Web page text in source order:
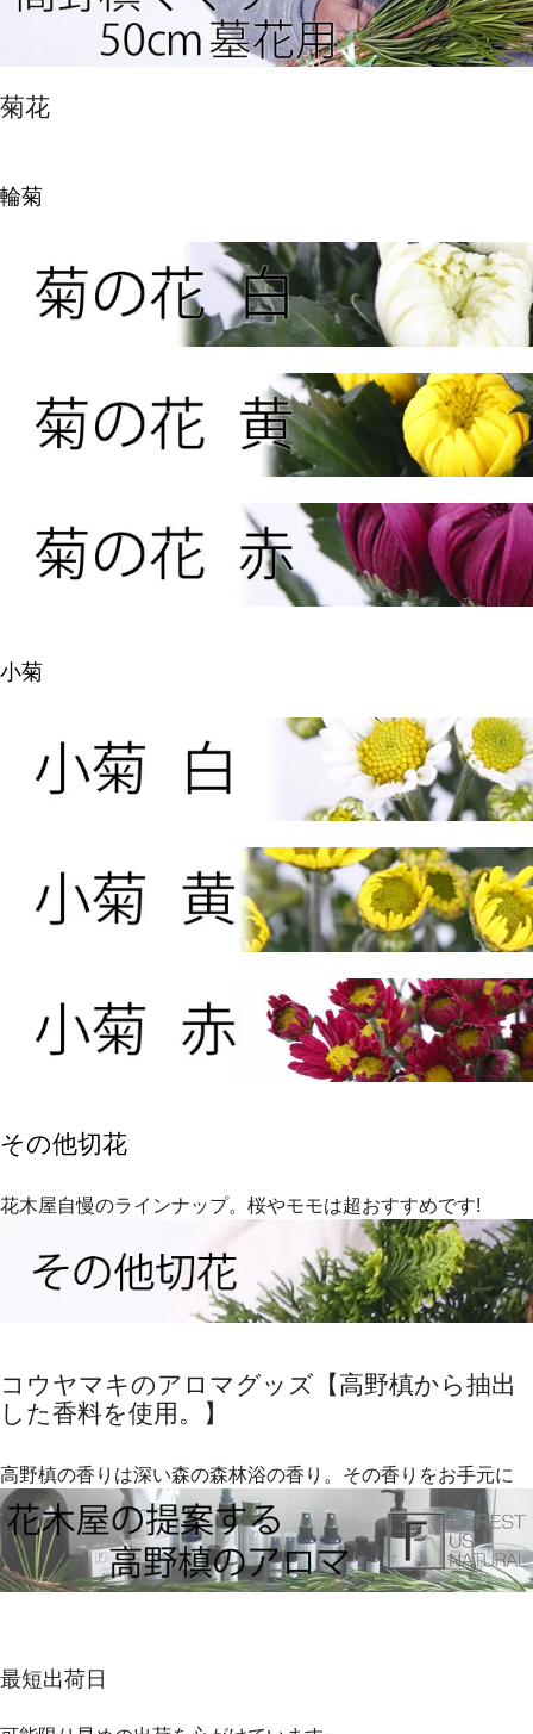
菊花
輪菊
小菊
その他切花
花木屋自慢のラインナップ。桜やモモは超おすすめです!
コウヤマキのアロマグッズ【高野槙から抽出
した香料を使用。】
高野槙の香りは深い森の森林浴の香り。その香りをお手元に
最短出荷日